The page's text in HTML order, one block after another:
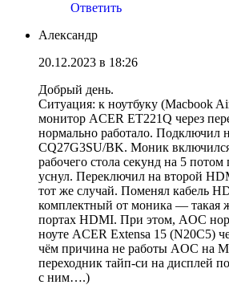
Ответить
Александр
20.12.2023 в 18:26
Добрый день.
Ситуация: к ноутбуку (Macbook
монитор ACER ET221Q через
нормально работало. Подключил
CQ27G3SU/BK. Моник
рабочего стола секунд на 5 потом
уснул. Переключил на второй
тот же случай. Поменял кабель
комплектный от моника — такая
портах HDMI. При этом, AOC
ноуте ACER Extensa 15 (N20C5)
чём причина не работы AOC на
переходник тайп-си на дисплей
с ним….)